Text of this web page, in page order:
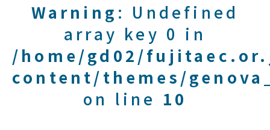
Warning : Undefined
array key 0 in
/home/gd02/
content/themes/
on line 10